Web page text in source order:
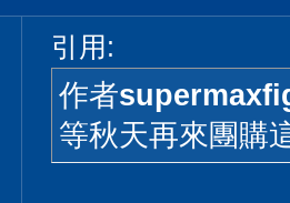
引用:
作者
等秋天再來團購